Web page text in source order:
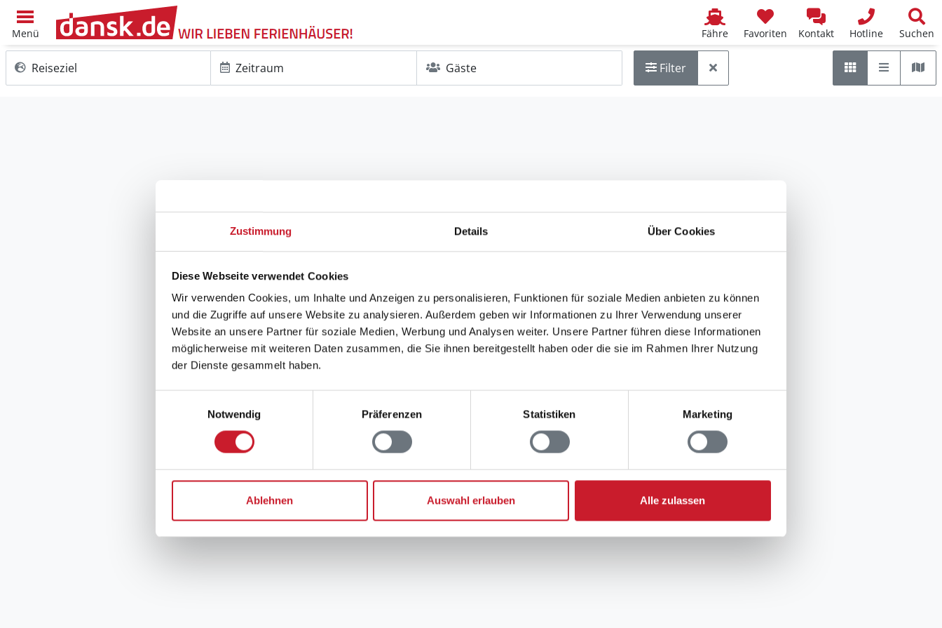
Zustimmung Details Über Cookies
Diese Webseite verwendet Cookies
Wir verwenden Cookies, um Inhalte und Anzeigen zu personalisieren, Funktionen für soziale Medien anbieten zu können
und die Zugriffe auf unsere Website zu analysieren. Außerdem geben wir Informationen zu Ihrer Verwendung unserer
Website an unsere Partner für soziale Medien, Werbung und Analysen weiter. Unsere Partner führen diese Informationen
möglicherweise mit weiteren Daten zusammen, die Sie ihnen bereitgestellt haben oder die sie im Rahmen Ihrer Nutzung
der Dienste gesammelt haben.
Notwendig
Präferenzen Statistiken Marketing
Ablehnen Auswahl erlauben Alle zulassen
Fähre Favoriten Kontakt Hotline Suchen
Menü
Reiseziel Zeitraum Gäste Filter RasterListe